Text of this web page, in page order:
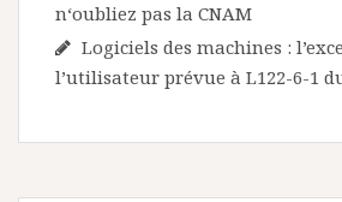
n‘oubliez pas la CNAM
Logiciels des machines :
l’utilisateur prévue à L122-6-1